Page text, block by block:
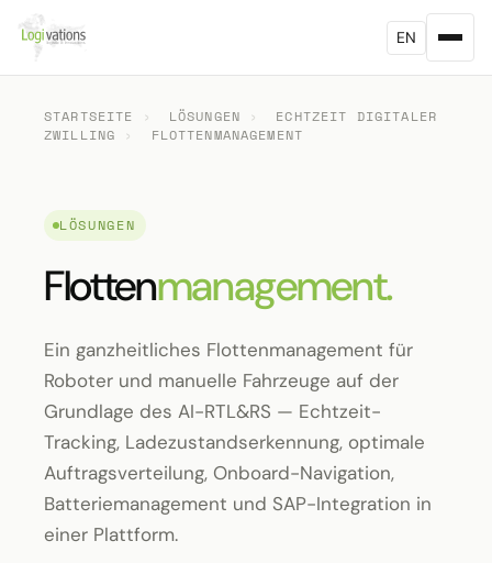
EN
STARTSEITE › LÖSUNGEN ›
ECHTZEIT DIGITALER
ZWILLING
› FLOTTENMANAGEMENT
LÖSUNGEN
Flottenmanagement.
Ein ganzheitliches Flottenmanagement für
Roboter und manuelle Fahrzeuge auf der
Grundlage des AI-RTL&RS — Echtzeit-
Tracking, Ladezustandserkennung, optimale
Auftragsverteilung, Onboard-Navigation,
Batteriemanagement und SAP-Integration in
einer Plattform.